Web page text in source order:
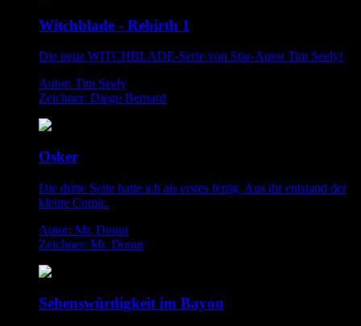
Witchblade - Rebirth 1
Die neue WITCHBLADE-Serie von Star-Autor Tim Seely!
Autor: Tim Seely
Zeichner: Diego Bernard
Osker
Die dritte Seite hatte ich als erstes fertig. Aus ihr entstand der
kleine Comic.
Autor: Mr. Donut
Zeichner: Mr. Donut
Sehenswürdigkeit im Bayou